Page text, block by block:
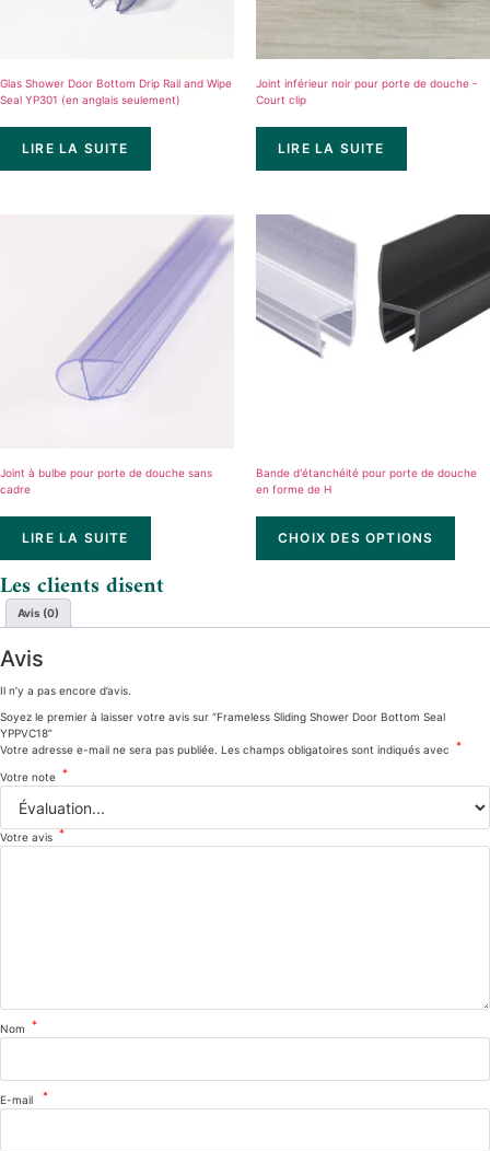
Glas Shower Door Bottom Drip Rail and Wipe
Seal YP301 (en anglais seulement)
LIRE LA SUITE
Joint inférieur noir pour porte de douche -
Court clip
LIRE LA SUITE
Joint à bulbe pour porte de douche sans
cadre
LIRE LA SUITE
Bande d'étanchéité pour porte de douche
en forme de H
CHOIX DES OPTIONS
Les clients disent
Avis (0)
Avis
Il n’y a pas encore d’avis.
Soyez le premier à laisser votre avis sur “Frameless Sliding Shower Door Bottom Seal
YPPVC18”
Votre adresse e-mail ne sera pas publiée. Les champs obligatoires sont indiqués avec *
Votre note *
Votre avis *
Nom *
E-mail *